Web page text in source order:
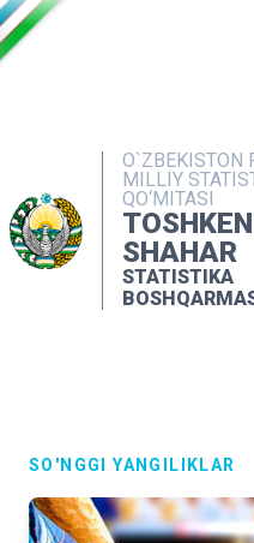
O`ZBEKISTON
MILLIY
QO‘MITASI
SHAHAR
STATISTIKA
SO'NGGI YANGILIKLAR